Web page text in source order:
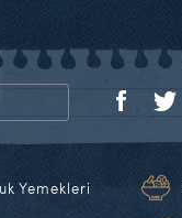
Yemekleri